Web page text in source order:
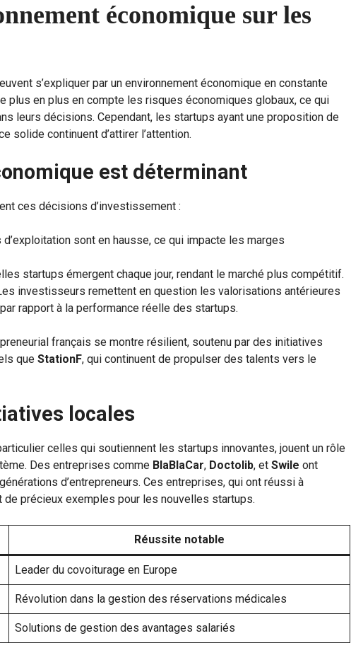
économique sur les
s’expliquer par un environnement économique en constante
plus en plus en compte les risques économiques globaux, ce qui
leurs décisions. Cependant, les startups ayant une proposition de
solide continuent d’attirer l’attention.
est déterminant
ces décisions d’investissement :
d’exploitation sont en hausse, ce qui impacte les marges
startups émergent chaque jour, rendant le marché plus compétitif.
investisseurs remettent en question les valorisations antérieures
rapport à la performance réelle des startups.
français se montre résilient, soutenu par des initiatives
que StationF, qui continuent de propulser des talents vers le
locales
celles qui soutiennent les startups innovantes, jouent un rôle
Des entreprises comme BlaBlaCar, Doctolib, et Swile ont
d’entrepreneurs. Ces entreprises, qui ont réussi à
précieux exemples pour les nouvelles startups.
Réussite notable
Leader du covoiturage en Europe
Révolution dans la gestion des réservations médicales
Solutions de gestion des avantages salariés